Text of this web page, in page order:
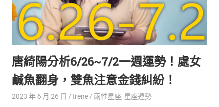
己
的
生
活
態
的
雜
誌。
采
豐
富
時
唐綺陽分析6/26~7/2一週運勢！處女
鹹魚翻身，雙魚注意金錢糾紛！
2023 年 6 月 26 日 Irene 兩性星座, 星座運勢